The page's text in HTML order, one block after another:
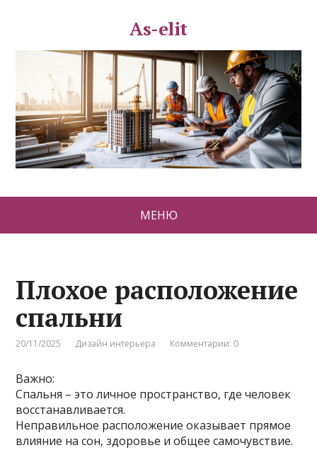
As-elit
МЕНЮ
Плохое расположение
спальни
20/11/2025 Дизайн интерьера Комментарии: 0
Важно:
Спальня – это личное пространство‚ где человек
восстанавливается.
Неправильное расположение оказывает прямое
влияние на сон‚ здоровье и общее самочувствие.